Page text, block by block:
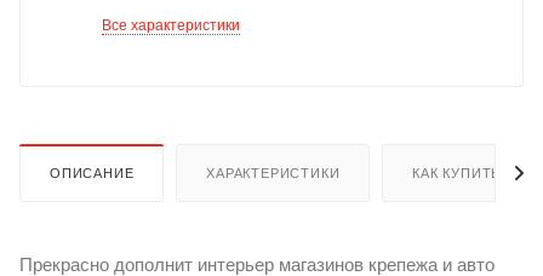
Все характеристики
ОПИСАНИЕ ХАРАКТЕРИСТИКИ КАК КУПИТЬ
Прекрасно дополнит интерьер магазинов крепежа и авто